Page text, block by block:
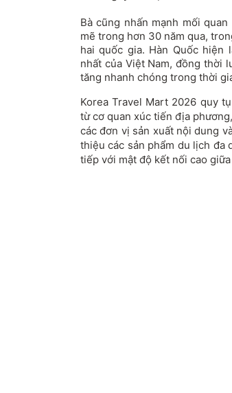
Bà cũng nhấn mạnh mối
mẽ trong hơn 30 năm qua,
hai quốc gia. Hàn Quốc
nhất của Việt Nam, đồng thời
tăng nhanh chóng trong thời
Korea Travel Mart 2026 quy
từ cơ quan xúc tiến địa
các đơn vị sản xuất nội dung
thiệu các sản phẩm du lịch đa
tiếp với mật độ kết nối cao